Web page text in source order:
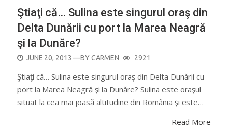
Ştiaţi că… Sulina este singurul oraş din
Delta Dunării cu port la Marea Neagră
şi la Dunăre?
POSTED
JUNE 20, 2013 —BYCARMEN 2921
Ştiaţi că… Sulina este singurul oraş din Delta Dunării cu
port la Marea Neagră şi la Dunăre? Sulina este oraşul
situat la cea mai joasă altitudine din România şi este…
Read More